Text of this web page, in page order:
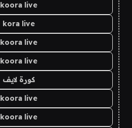
koora live
kora live
koora live
koora live
كورة لايف
koora live
koora live